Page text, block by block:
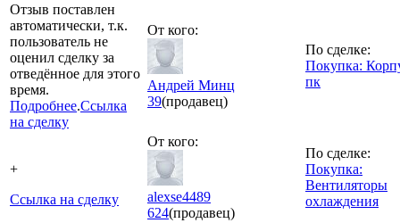
Отзыв поставлен
автоматически, т.к.
пользователь не
оценил сделку за
отведённое для этого
время.
Подробнее.Ссылка
на сделку
От кого:
Андрей Минц
39(продавец)
По сделке:
Покупка:
пк
+
Ссылка на сделку
От кого:
alexse4489
624(продавец)
По сделке:
Покупка:
Вентиляторы
охлаждения